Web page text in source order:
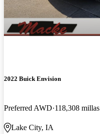
2022 Buick Envision
Preferred AWD 118,308 millas
Lake City, IA